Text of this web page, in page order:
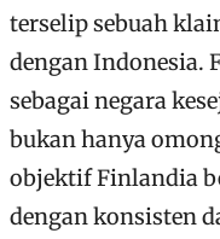
terselip sebuah
dengan Indonesia.
sebagai negara
bukan hanya
objektif Finlandia
dengan konsisten